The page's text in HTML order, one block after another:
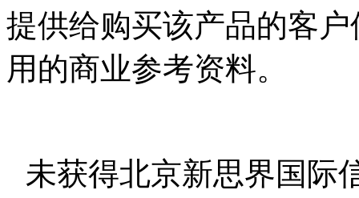
提供给购买该产品的客
用的商业参考资料。
未获得北京新思界国际